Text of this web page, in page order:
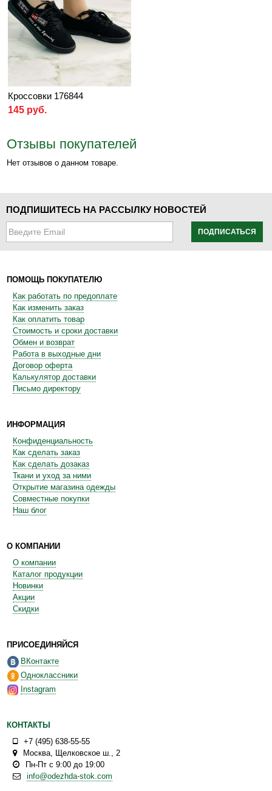
Кроссовки 176844
145 руб.
Отзывы покупателей
Нет отзывов о данном товаре.
ПОДПИШИТЕСЬ НА РАССЫЛКУ НОВОСТЕЙ
ПОДПИСАТЬСЯ
ПОМОЩЬ ПОКУПАТЕЛЮ
Как работать по предоплате
Как изменить заказ
Как оплатить товар
Стоимость и сроки доставки
Обмен и возврат
Работа в выходные дни
Договор оферта
Калькулятор доставки
Письмо директору
ИНФОРМАЦИЯ
Конфиденциальность
Как сделать заказ
Как сделать дозаказ
Ткани и уход за ними
Открытие магазина одежды
Совместные покупки
Наш блог
О КОМПАНИИ
О компании
Каталог продукции
Новинки
Акции
Скидки
ПРИСОЕДИНЯЙСЯ
ВКонтакте
Одноклассники
Instagram
КОНТАКТЫ
+7 (495) 638-55-55
Москва Щелковское ш., 2
Пн-Пт с 9:00 до 19:00
info@odezhda-stok.com